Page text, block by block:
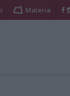
Materia